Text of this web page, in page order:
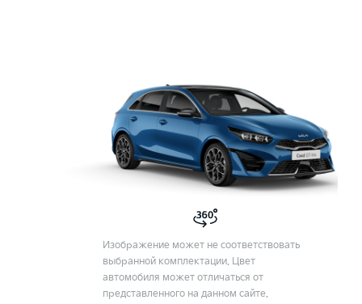
Изображение может не соответствовать
выбранной комплектации. Цвет
автомобиля может отличаться от
представленного на данном сайте.